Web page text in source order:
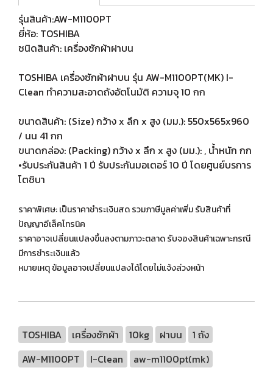
รุ่นสินค้า:AW-M1100PT
ยี่ห้อ: TOSHIBA
ชนิดสินค้า: เครื่องซักผ้าฝาบน
TOSHIBA เครื่องซักผ้าฝาบน รุ่น AW-M1100PT(MK) I-
Clean ทำความสะอาดถังอัตโนมัติ ความจุ 10 กก
ขนาดสินค้า: (Size) กว้าง x ลึก x สูง (มม.): 550x565x960
/ นน 41 กก
ขนาดกล่อง: (Packing) กว้าง x ลึก x สูง (มม.): , น้ำหนัก กก
•รับประกันสินค้า 1 ปี รับประกันมอเตอร์ 10 ปี โดยศูนย์บรการ
โตชิบา
ราคาพิเศษ: เป็นราคาชำระเงินสด รวมภาษีมูลค่าเพิ่ม รับสินค้าที่
ปัญญาอีเล็คโทรนิค
ราคาอาจเปลี่ยนแปลงขึ้นลงตามภาวะตลาด รับจองสินค้าเฉพาะกรณี
มีการชำระเงินแล้ว
หมายเหตุ ข้อมูลอาจเปลี่ยนแปลงได้โดยไม่แจ้งล่วงหน้า
TOSHIBA เครื่องซักผ้า 10kg ฝาบน
1 ถัง
AW-M1100PT
I-Clean aw-m1100pt(mk)